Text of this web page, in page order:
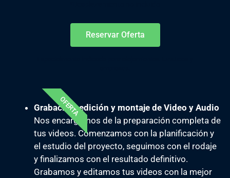
Reservar Oferta
OFERTA
Grabación, edición y montaje de Video y Audio
Nos encargamos de la preparación completa de
tus videos. Comenzamos con la planificación y
el estudio del proyecto, seguimos con el rodaje
y finalizamos con el resultado definitivo.
Grabamos y editamos tus videos con la mejor